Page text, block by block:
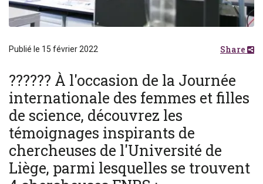
Publié le 15 février 2022 Share
?‍??‍??‍? À l'occasion de la Journée
internationale des femmes et filles
de science, découvrez les
témoignages inspirants de
chercheuses de l'Université de
Liège, parmi lesquelles se trouvent